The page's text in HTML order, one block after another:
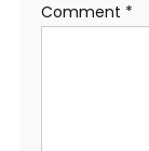
Comment *